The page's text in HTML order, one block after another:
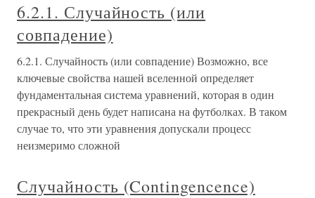
6.2.1. Случайность (или
совпадение)
6.2.1. Случайность (или совпадение) Возможно, все
ключевые свойства нашей вселенной определяет
фундаментальная система уравнений, которая в один
прекрасный день будет написана на футболках. В таком
случае то, что эти уравнения допускали процесс
неизмеримо сложной
Случайность (Contingencence)